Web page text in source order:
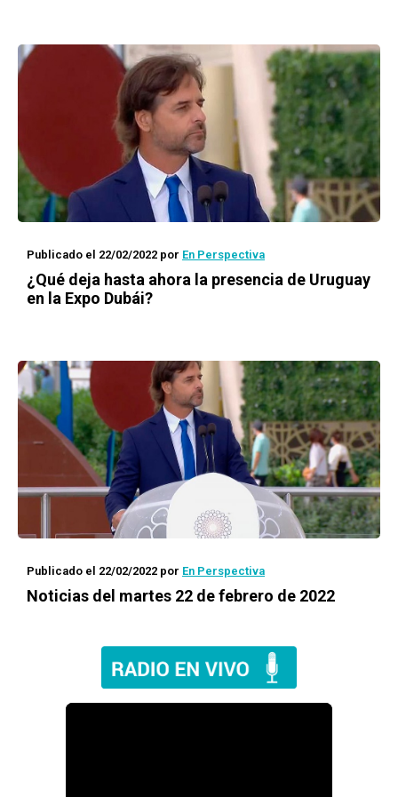
Publicado el 22/02/2022 por En Perspectiva
¿Qué deja hasta ahora la presencia de Uruguay
en la Expo Dubái?
Publicado el 22/02/2022 por En Perspectiva
Noticias del martes 22 de febrero de 2022